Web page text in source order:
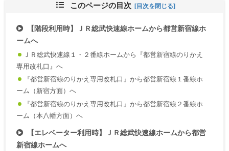
このページの目次
【階段利用時】ＪＲ総武快速線ホームから都営新宿線ホ
ームへ
ＪＲ総武快速線１・２番線ホームから『都営新宿線のりかえ
専用改札口』へ
『都営新宿線のりかえ専用改札口』から都営新宿線１番線ホ
ーム（新宿方面）へ
『都営新宿線のりかえ専用改札口』から都営新宿線２番線ホ
ーム（本八幡方面）へ
【エレベーター利用時】ＪＲ総武快速線ホームから都営
新宿線ホームへ